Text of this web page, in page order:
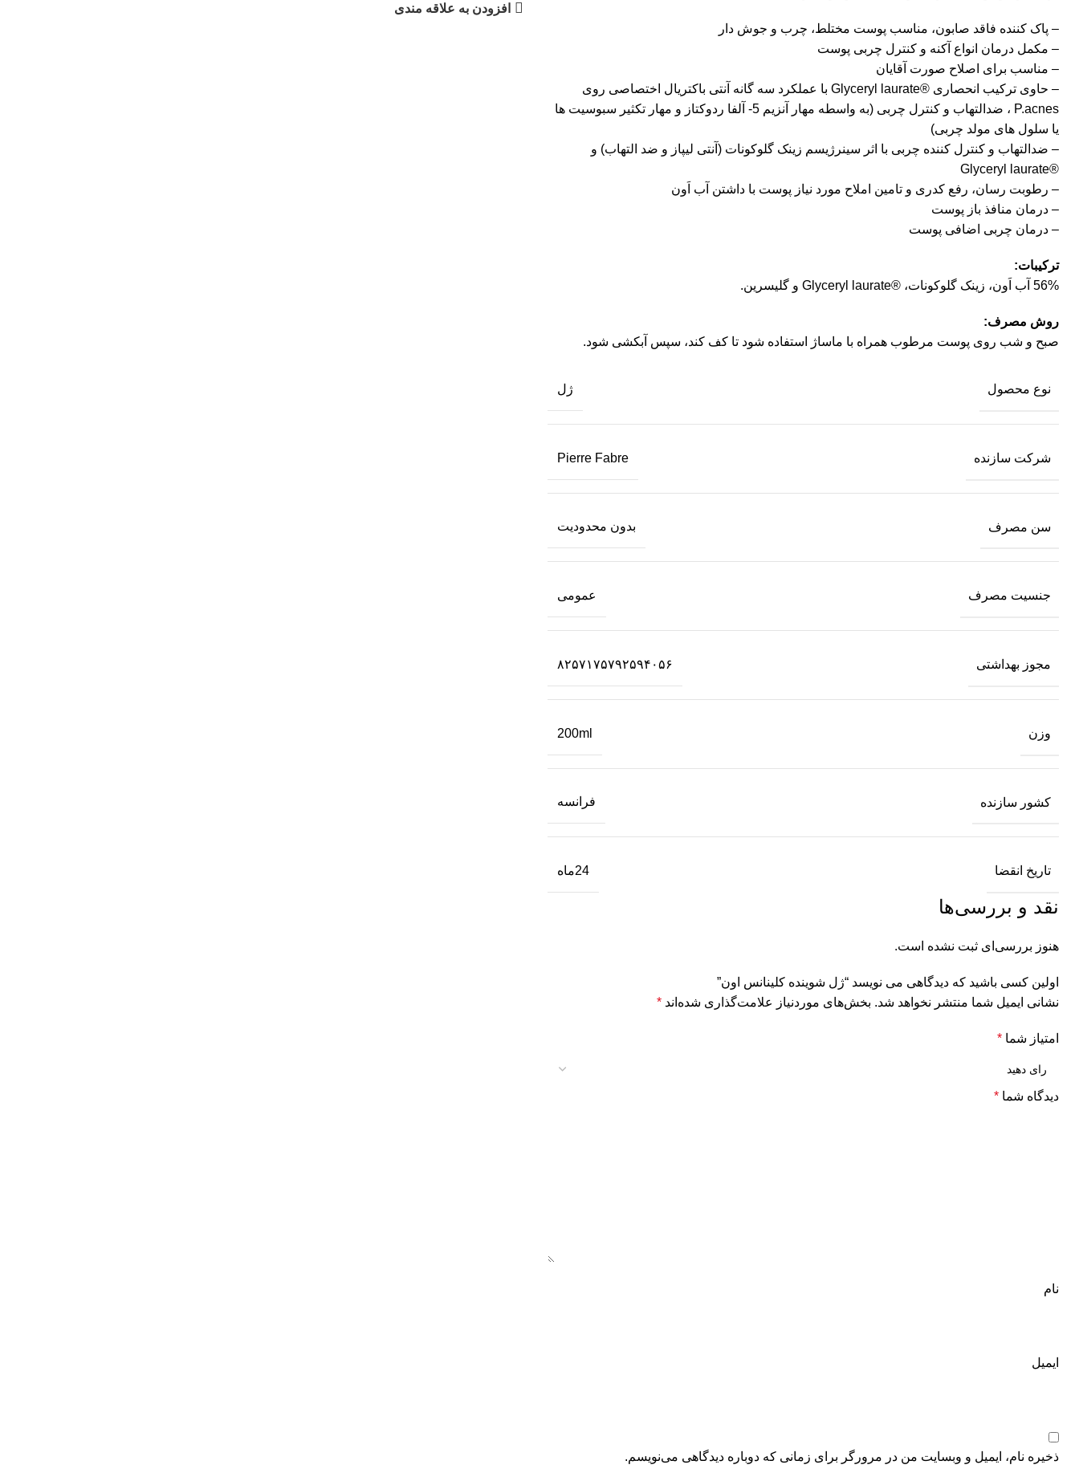
– پاک کننده فاقد صابون، مناسب پوست مختلط، چرب و جوش دار
– مکمل درمان انواع آکنه و کنترل چربی پوست
– مناسب برای اصلاح صورت آقایان
– حاوی ترکیب انحصاری ®Glyceryl laurate با عملکرد سه گانه آنتی باکتریال اختصاصی روی
P.acnes ، ضدالتهاب و کنترل چربی (به واسطه مهار آنزیم 5- آلفا ردوکتاز و مهار تکثیر سبوسیت ها
یا سلول های مولد چربی)
– ضدالتهاب و کنترل کننده چربی با اثر سینرژیسم زینک گلوکونات (آنتی لیپاز و ضد التهاب) و
®Glyceryl laurate
– رطوبت رسان، رفع کدری و تامین املاح مورد نیاز پوست با داشتن آب اَون
– درمان منافذ باز پوست
– درمان چربی اضافی پوست
ترکیبات:
56% آب اَون، زینک گلوکونات، ®Glyceryl laurate و گلیسرین.
روش مصرف:
صبح و شب روی پوست مرطوب همراه با ماساژ استفاده شود تا کف کند، سپس آبکشی شود.
نوع محصول ژل
شرکت سازنده Pierre Fabre
سن مصرف بدون محدودیت
جنسیت مصرف عمومی
مجوز بهداشتی ۸۲۵۷۱۷۵۷۹۲۵۹۴۰۵۶
وزن 200ml
کشور سازنده فرانسه
تاریخ انقضا 24ماه
نقد و بررسی‌ها
هنوز بررسی‌ای ثبت نشده است.
اولین کسی باشید که دیدگاهی می نویسد “ژل شوینده کلینانس اون”
نشانی ایمیل شما منتشر نخواهد شد. بخش‌های موردنیاز علامت‌گذاری شده‌اند *
امتیاز شما *
دیدگاه شما *
نام
ایمیل
ذخیره نام، ایمیل و وبسایت من در مرورگر برای زمانی که دوباره دیدگاهی می‌نویسم.
افزودن به علاقه مندی